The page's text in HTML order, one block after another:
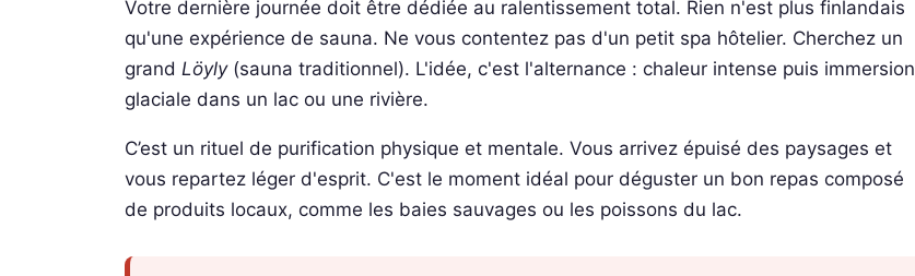
Votre dernière journée doit être dédiée au ralentissement total. Rien n'est plus finlandais
qu'une expérience de sauna. Ne vous contentez pas d'un petit spa hôtelier. Cherchez un
grand Löyly(sauna traditionnel). L'idée, c'est l'alternance : chaleur intense puis immersion
glaciale dans un lac ou une rivière.
C’est un rituel de purification physique et mentale. Vous arrivez épuisé des paysages et
vous repartez léger d'esprit. C'est le moment idéal pour déguster un bon repas composé
de produits locaux, comme les baies sauvages ou les poissons du lac.